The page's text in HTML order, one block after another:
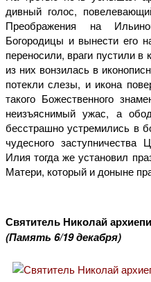
дивный голос,
Преображения на
Богородицы и вынести его
переносили, враги пустили
из них вонзилась в
потекли слезы, и икона
такого Божественного
неизъяснимый ужас, а
бесстрашно устремились в
чудесного заступничества
Илия тогда же установил
Матери, который и доныне
Святитель Николай
(Память 6/19 декабря)